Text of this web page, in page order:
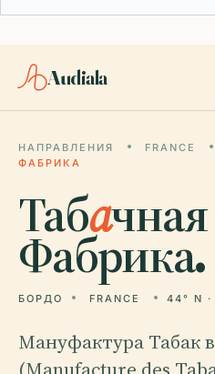
Audiala
НАПРАВЛЕНИЯ FRANCE
ФАБРИКА
Табачная
Фабрика.
БОРДО FRANCE 44° N ·
Мануфактура Табак